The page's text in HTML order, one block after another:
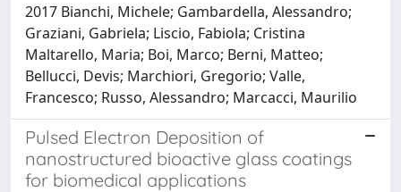
2017 Bianchi, Michele; Gambardella, Alessandro;
Graziani, Gabriela; Liscio, Fabiola; Cristina
Maltarello, Maria; Boi, Marco; Berni, Matteo;
Bellucci, Devis; Marchiori, Gregorio; Valle,
Francesco; Russo, Alessandro; Marcacci, Maurilio
Pulsed Electron Deposition of
nanostructured bioactive glass coatings
for biomedical applications